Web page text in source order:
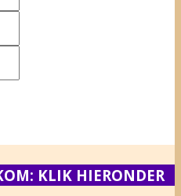
KLIK HIERONDER